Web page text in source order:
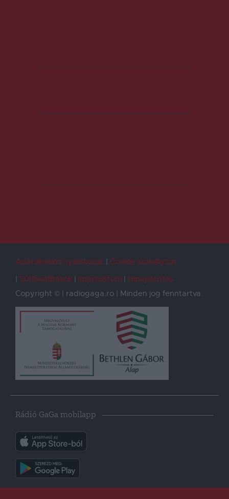
Adatvédelmi nyilatkozat
Cookie szabályzat
Sütibeállítások
Impresszum
Hibajelentés
Copyright © | radiogaga.ro | Minden jog fenntartva.
Rádió GaGa mobilapp